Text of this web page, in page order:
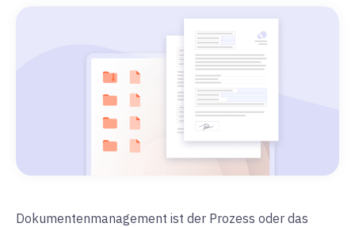
Dokumentenmanagement ist der Prozess oder das